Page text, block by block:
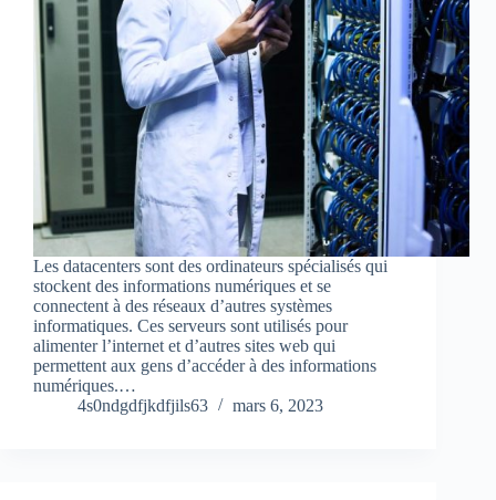
Les datacenters sont des ordinateurs spécialisés qui
stockent des informations numériques et se
connectent à des réseaux d’autres systèmes
informatiques. Ces serveurs sont utilisés pour
alimenter l’internet et d’autres sites web qui
permettent aux gens d’accéder à des informations
numériques.…
4s0ndgdfjkdfjils63
mars 6, 2023